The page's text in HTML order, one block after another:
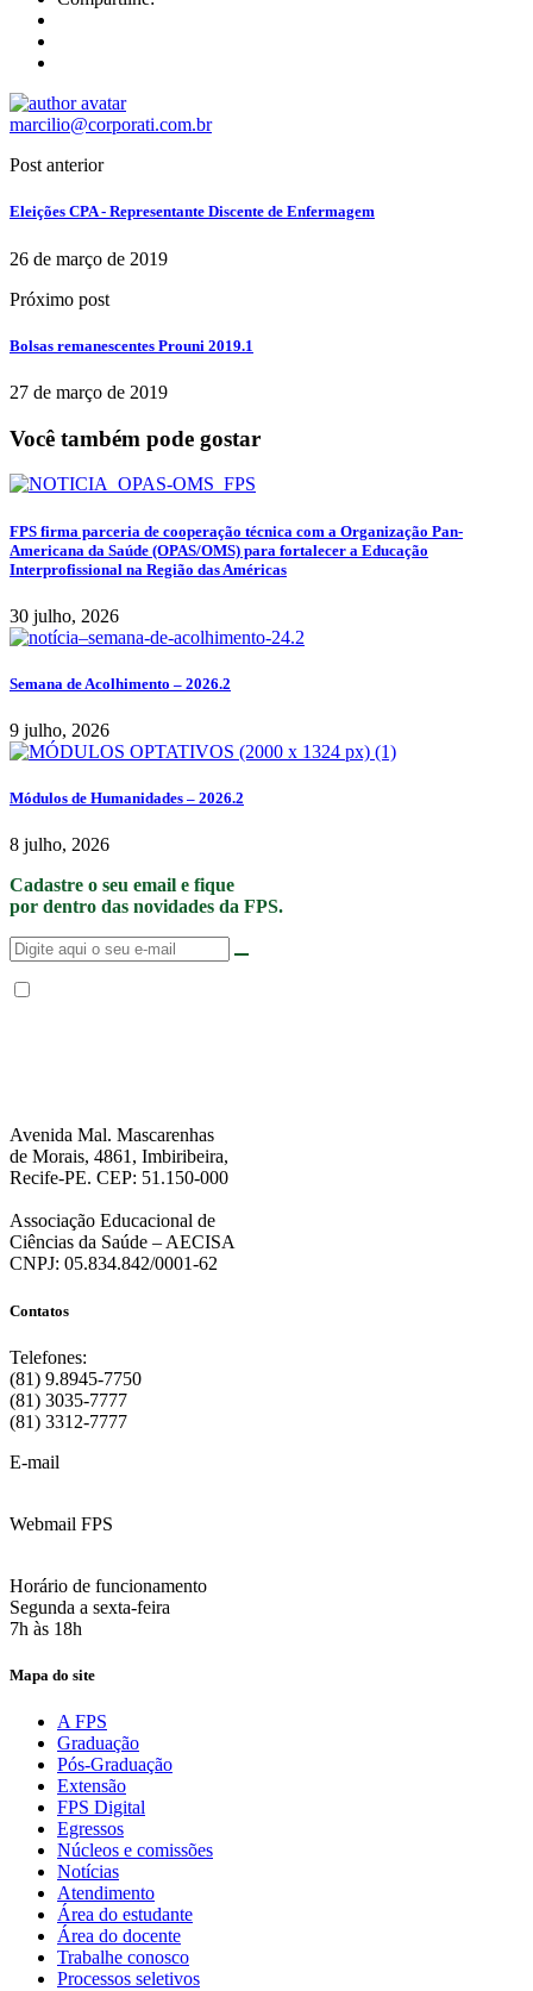
marcilio@corporati.com.br
Post anterior
Eleições CPA - Representante Discente de Enfermagem
26 de março de 2019
Próximo post
Bolsas remanescentes Prouni 2019.1
27 de março de 2019
Você também pode gostar
FPS firma parceria de cooperação técnica com a Organização Pan-
Americana da Saúde (OPAS/OMS) para fortalecer a Educação
Interprofissional na Região das Américas
30 julho, 2026
Semana de Acolhimento – 2026.2
9 julho, 2026
Módulos de Humanidades – 2026.2
8 julho, 2026
Cadastre o seu email e fique
por dentro das novidades da FPS.
Avenida Mal. Mascarenhas
de Morais, 4861, Imbiribeira,
Recife-PE. CEP: 51.150-000
Associação Educacional de
Ciências da Saúde – AECISA
CNPJ: 05.834.842/0001-62
Contatos
Telefones:
(81) 9.8945-7750
(81) 3035-7777
(81) 3312-7777
E-mail
Webmail FPS
Horário de funcionamento
Segunda a sexta-feira
7h às 18h
Mapa do site
A FPS
Graduação
Pós-Graduação
Extensão
FPS Digital
Egressos
Núcleos e comissões
Notícias
Atendimento
Área do estudante
Área do docente
Trabalhe conosco
Processos seletivos